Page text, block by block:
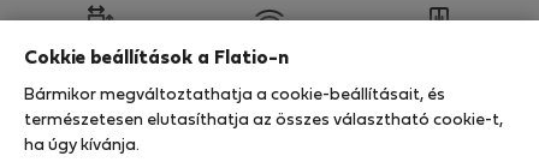
StayProtection Stay Benefits
Az Ön tartózkodását ebben az ingatlanban a
Cokkie beállítások a Flatio-n
Bármikor megváltoztathatja a cookie-beállításait, és
természetesen elutasíthatja az összes választható cookie-t,
ha úgy kívánja.